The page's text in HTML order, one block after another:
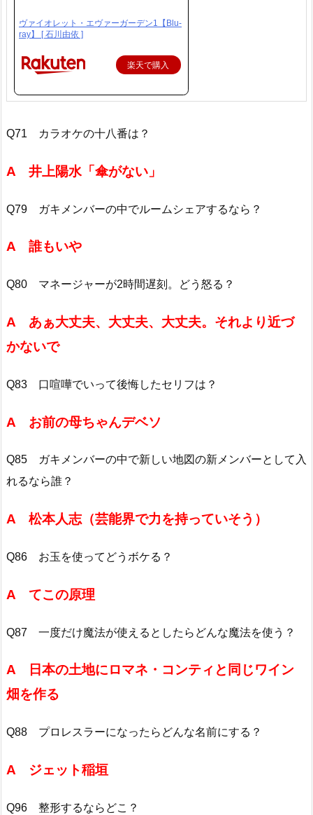
ヴァイオレット・エヴァーガーデン1【Blu-
ray】 [ 石川由依 ]
楽天で購入
Q71 カラオケの十八番は？
A 井上陽水「傘がない」
Q79 ガキメンバーの中でルームシェアするなら？
A 誰もいや
Q80 マネージャーが2時間遅刻。どう怒る？
A あぁ大丈夫、大丈夫、大丈夫。それより近づ
かないで
Q83 口喧嘩でいって後悔したセリフは？
A お前の母ちゃんデベソ
Q85 ガキメンバーの中で新しい地図の新メンバーとして入
れるなら誰？
A 松本人志（芸能界で力を持っていそう）
Q86 お玉を使ってどうボケる？
A てこの原理
Q87 一度だけ魔法が使えるとしたらどんな魔法を使う？
A 日本の土地にロマネ・コンティと同じワイン
畑を作る
Q88 プロレスラーになったらどんな名前にする？
A ジェット稲垣
Q96 整形するならどこ？